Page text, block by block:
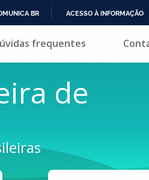
PARA
BR ACESSO À INFORMAÇÃO
frequentes
de